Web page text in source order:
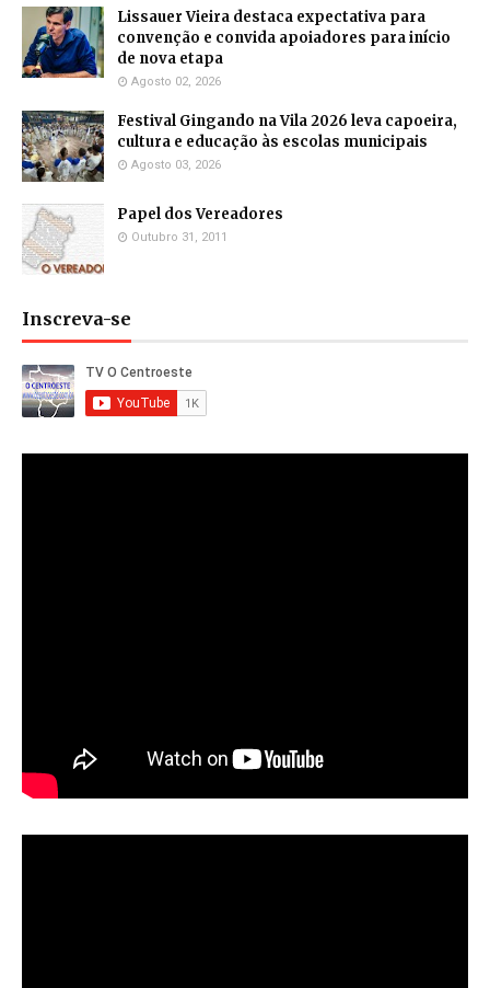
Lissauer Vieira destaca expectativa para
convenção e convida apoiadores para início
de nova etapa
Agosto 02, 2026
Festival Gingando na Vila 2026 leva capoeira,
cultura e educação às escolas municipais
Agosto 03, 2026
Papel dos Vereadores
Outubro 31, 2011
Inscreva-se